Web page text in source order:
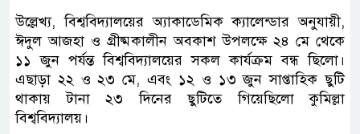
উল্লেখ্য, বিশ্ববিদ্যালয়ের অ্যাকাডেমিক ক্যালেন্ডার অনুযায়ী,
ঈদুল আজহা ও গ্রীষ্মকালীন অবকাশ উপলক্ষে ২৪ মে থেকে
১১ জুন পর্যন্ত বিশ্ববিদ্যালয়ের সকল কার্যক্রম বন্ধ ছিলো।
এছাড়া ২২ ও ২৩ মে, এবং ১২ ও ১৩ জুন সাপ্তাহিক ছুটি
থাকায় টানা ২৩ দিনের ছুটিতে গিয়েছিলো কুমিল্লা
বিশ্ববিদ্যালয়।